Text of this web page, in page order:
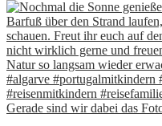
Gerade sind wir dabei das